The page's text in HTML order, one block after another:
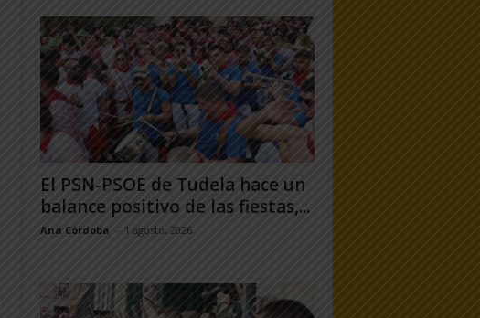
El PSN-PSOE de Tudela hace un
balance positivo de las fiestas,...
Ana Córdoba - 1 agosto, 2026